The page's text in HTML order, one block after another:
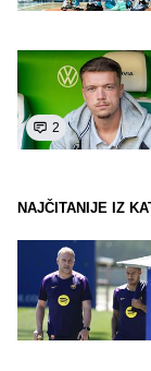
2
NAJČITANIJE IZ